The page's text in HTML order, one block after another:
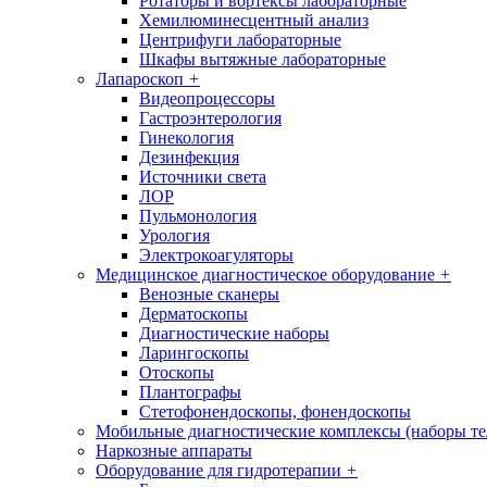
Хемилюминесцентный анализ
Центрифуги лабораторные
Шкафы вытяжные лабораторные
Лапароскоп +
Видеопроцессоры
Гастроэнтерология
Гинекология
Дезинфекция
Источники света
ЛОР
Пульмонология
Урология
Электрокоагуляторы
Медицинское диагностическое оборудование +
Венозные сканеры
Дерматоскопы
Диагностические наборы
Ларингоскопы
Отоскопы
Плантографы
Стетофонендоскопы, фонендоскопы
Мобильные диагностические комплексы (наборы
Наркозные аппараты
Оборудование для гидротерапии +